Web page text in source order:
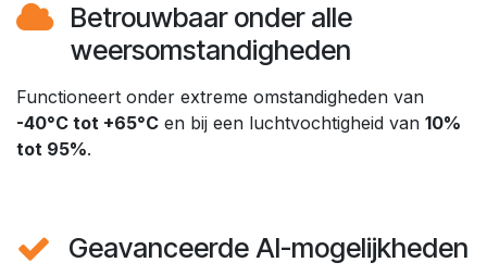
Betrouwbaar onder alle
weersomstandigheden​
Functioneert onder extreme omstandigheden van
-40°C tot +65°C en bij een luchtvochtigheid van 10%
tot 95%.
Geavanceerde AI-mogelijkheden​